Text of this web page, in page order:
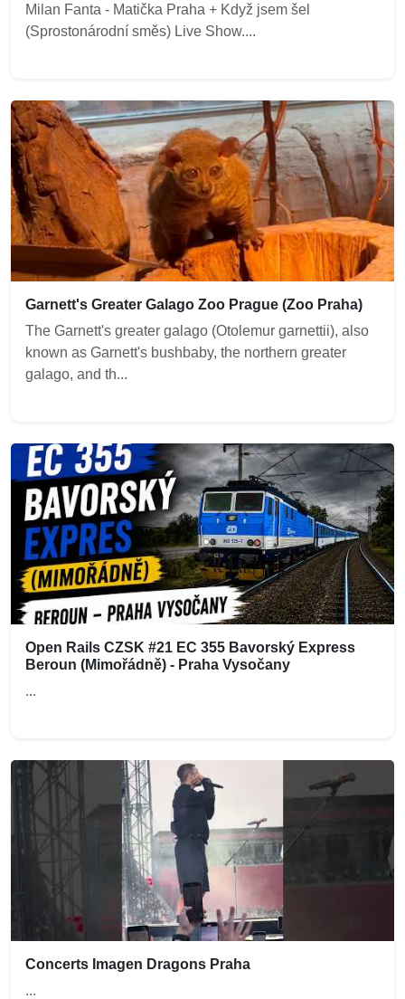
Milan Fanta - Matička Praha + Když jsem šel
(Sprostonárodní směs) Live Show....
Garnett's Greater Galago Zoo Prague (Zoo Praha)
The Garnett's greater galago (Otolemur garnettii), also
known as Garnett's bushbaby, the northern greater
galago, and th...
Open Rails CZSK #21 EC 355 Bavorský Express
Beroun (Mimořádně) - Praha Vysočany
...
Concerts Imagen Dragons Praha
...